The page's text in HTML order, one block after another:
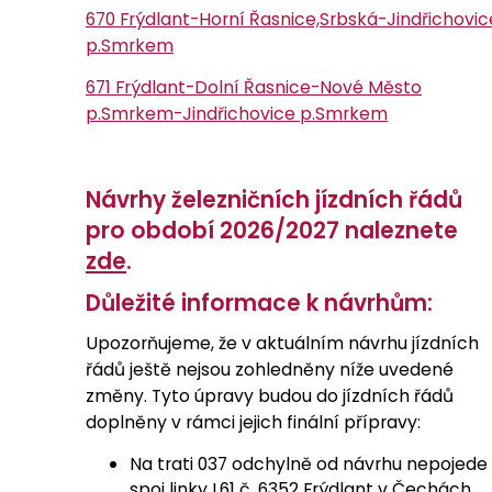
670 Frýdlant-Horní Řasnice,Srbská-
p.Smrkem
671 Frýdlant-Dolní Řasnice-Nové Město
p.Smrkem-Jindřichovice p.Smrkem
Návrhy železničních jízdních řádů
pro období 2026/2027 naleznete
zde.
Důležité informace k návrhům:
Upozorňujeme, že v aktuálním návrhu jízdních
řádů ještě nejsou zohledněny níže uvedené
změny. Tyto úpravy budou do jízdních řádů
doplněny v rámci jejich finální přípravy:
Na trati 037 odchylně od návrhu nepojede